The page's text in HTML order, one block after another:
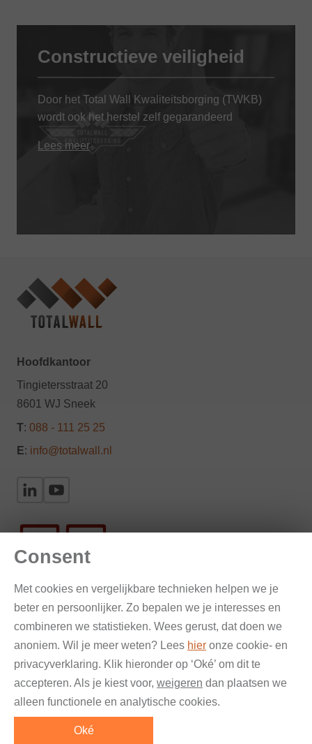
Constructieve veiligheid
Door het Total Wall Kwaliteitsborging (TWKB)
wordt ook het herstel zelf gegarandeerd
Lees meer
Hoofdkantoor
Tingietersstraat 20
8601 WJ Sneek
T: 088 - 111 25 25
E: info@totalwall.nl
Gevelinspectie en onderzoek
Verankering en bestekteksten
Renovatie & reparatie
© Total Wall 2026 — Alle rechten voorbehouden |
Consent
Met cookies en vergelijkbare technieken helpen we je
beter en persoonlijker. Zo bepalen we je interesses en
combineren we statistieken. Wees gerust, dat doen we
anoniem. Wil je meer weten? Lees hier onze cookie- en
privacyverklaring. Klik hieronder op ‘Oké’ om dit te
accepteren. Als je kiest voor, weigeren dan plaatsen we
alleen functionele en analytische cookies.
Oké